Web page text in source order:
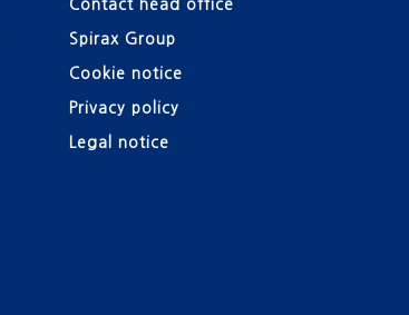
Contact head office
Spirax Group
Cookie notice
Privacy policy
Legal notice